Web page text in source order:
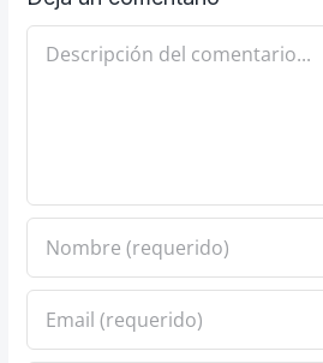
Comentario